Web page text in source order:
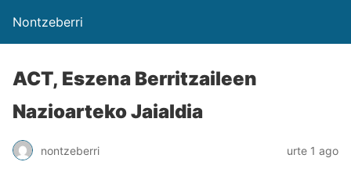
Nontzeberri
ACT, Eszena Berritzaileen
Nazioarteko Jaialdia
nontzeberri urte 1 ago